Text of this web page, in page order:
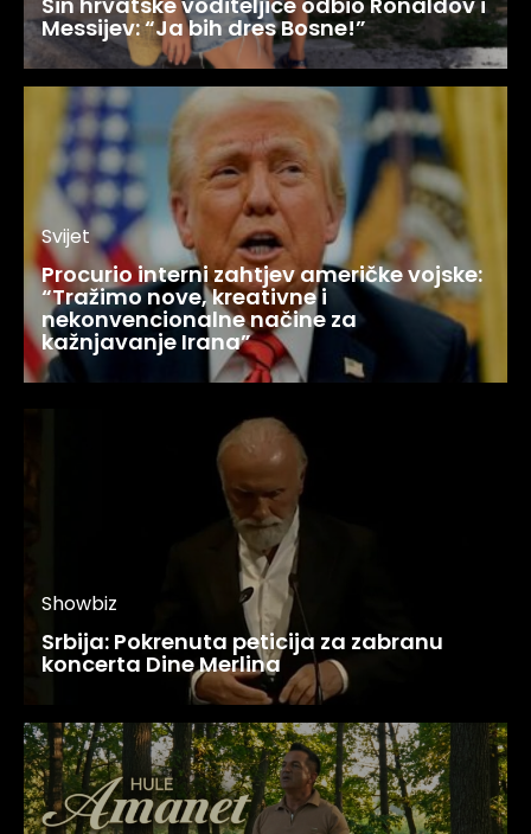
Messijev: “Ja bih dres Bosne!”
Svijet
Procurio interni zahtjev američke vojske:
“Tražimo nove, kreativne i
nekonvencionalne načine za
kažnjavanje Irana”
Showbiz
Srbija: Pokrenuta peticija za zabranu
koncerta Dine Merlina